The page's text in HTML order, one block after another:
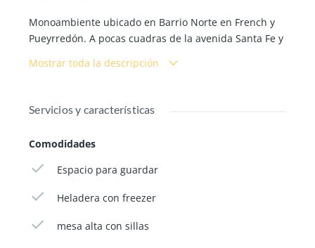
Monoambiente ubicado en Barrio Norte en French y
Pueyrredón. A pocas cuadras de la avenida Santa Fe y
Escritorio con estantes.
Amplia Cocina completa: heladera con freezer,
microondas, plancha, jarra eléctrica y demás
utensilios de cocina. Tender para la ropa. Hay una
pequeña mesa con silla y están las instalaciones para
Mostrar toda la descripción
Servicios y características
Comodidades
Espacio para guardar
Heladera con freezer
mesa alta con sillas